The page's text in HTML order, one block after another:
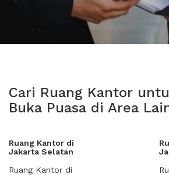
Cari Ruang Kantor
Buka Puasa di Area
Ruang Kantor di
Jakarta Selatan
Ruang Kantor di